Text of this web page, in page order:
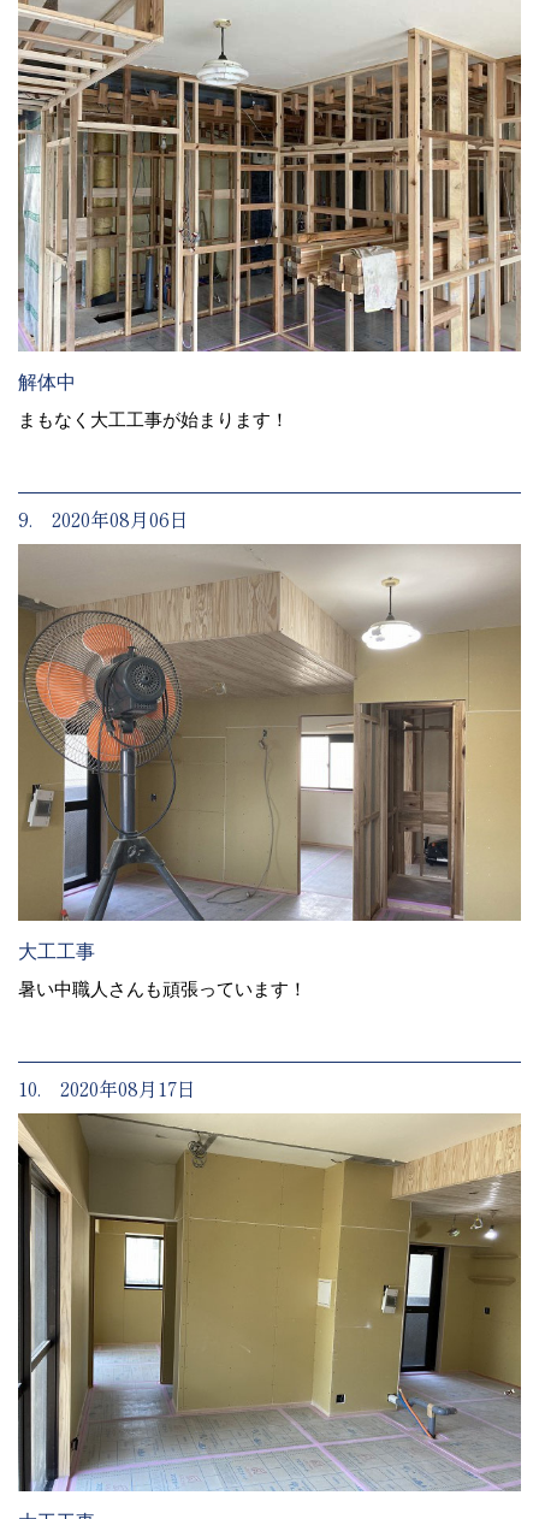
解体中
まもなく大工工事が始まります！
9. 2020年08月06日
大工工事
暑い中職人さんも頑張っています！
10. 2020年08月17日